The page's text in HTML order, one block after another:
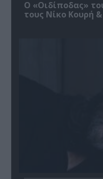
O «Οιδίποδας»
τους Νίκο Κουρή